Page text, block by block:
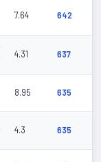
7.64 642
4.31 637
8.95 635
4.3 635